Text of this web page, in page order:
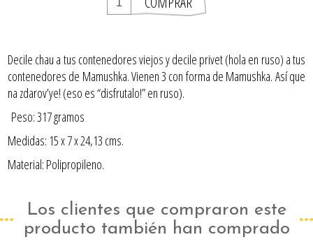
Decile chau a tus contenedores viejos y decile privet (hola en ruso) a tus
contenedores de Mamushka. Vienen 3 con forma de Mamushka. Así que
na zdarov’ye! (eso es “disfrutalo!” en ruso).
Peso: 317 gramos
Medidas: 15 x 7 x 24,13 cms.
Material: Polipropileno.
Los clientes que compraron este
producto también han comprado